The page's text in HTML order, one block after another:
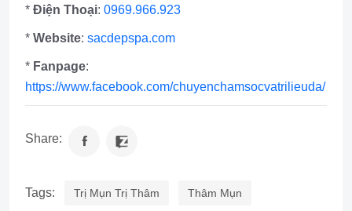
* Điện Thoại: 0969.966.923
* Website: sacdepspa.com
* Fanpage:
https://www.facebook.com/chuyenchamsocvatrilieuda/
Share:
Tags: Trị Mụn Trị Thâm Thâm Mụn